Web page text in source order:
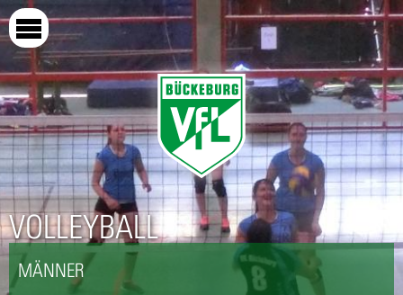
zum
Inhalt
VOLLEYBALL
MÄNNER